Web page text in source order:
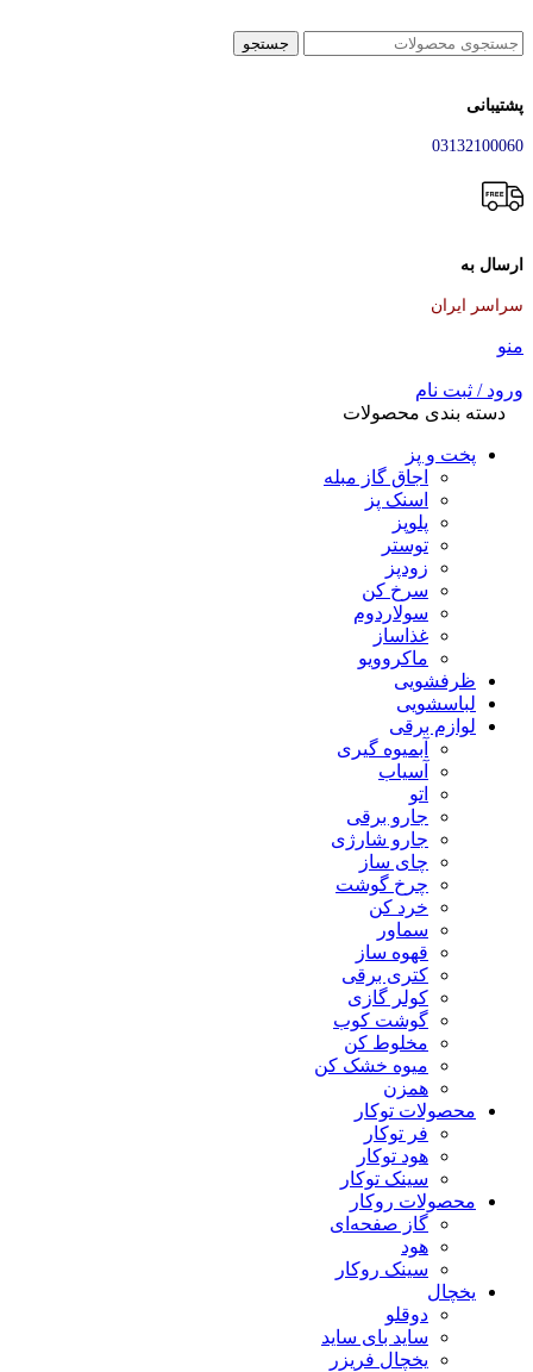
جستجو
پشتیبانی
03132100060
ارسال به
سراسر ایران
منو
ورود / ثبت نام
دسته بندی محصولات
پخت و پز
اجاق گاز مبله
اسنک پز
پلوپز
توستر
زودپز
سرخ کن
سولاردوم
غذاساز
ماکروویو
ظرفشویی
لباسشویی
لوازم برقی
آبمیوه گیری
آسیاب
اتو
جارو برقی
جارو شارژی
چای ساز
چرخ گوشت
خرد کن
سماور
قهوه ساز
کتری برقی
کولر گازی
گوشت کوب
مخلوط کن
میوه خشک کن
همزن
محصولات توکار
فر توکار
هود توکار
سینک توکار
محصولات روکار
گاز صفحه‌ای
هود
سینک روکار
یخچال
دوقلو
ساید بای ساید
یخچال فریزر